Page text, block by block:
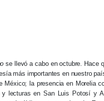
se llevó a cabo en octubre. Hace
más importantes en nuestro
la presencia en Morelia
lecturas en San Luis Potosí y